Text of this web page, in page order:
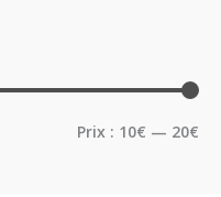
Prix : 10€ — 20€